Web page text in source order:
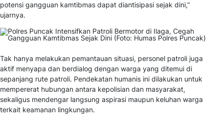
potensi gangguan kamtibmas dapat diantisipasi sejak dini,”
ujarnya.
Tak hanya melakukan pemantauan situasi, personel patroli juga
aktif menyapa dan berdialog dengan warga yang ditemui di
sepanjang rute patroli. Pendekatan humanis ini dilakukan untuk
mempererat hubungan antara kepolisian dan masyarakat,
sekaligus mendengar langsung aspirasi maupun keluhan warga
terkait keamanan lingkungan.